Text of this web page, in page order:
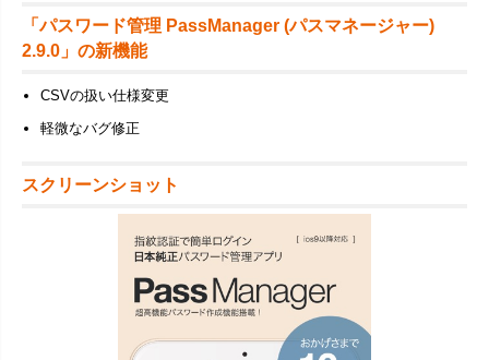
「パスワード管理 PassManager (パスマネージャー)
2.9.0」の新機能
CSVの扱い仕様変更
軽微なバグ修正
スクリーンショット